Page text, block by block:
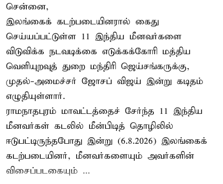
சென்னை,
இலங்கைக் கடற்படையினரால் கைது
செய்யப்பட்டுள்ள 11 இந்திய மீனவர்களை
விடுவிக்க நடவடிக்கை எடுக்கக்கோரி மத்திய
வெளியுறவுத் துறை மந்திரி ஜெய்சங்கருக்கு,
முதல்-அமைச்சர் ஜோசப் விஜய் இன்று கடிதம்
எழுதியுள்ளார்.
ராமநாதபுரம் மாவட்டத்தைச் சேர்ந்த 11 இந்திய
மீனவர்கள் கடலில் மீன்பிடித் தொழிலில்
ஈடுபட்டிருந்தபோது இன்று (6.8.2026) இலங்கைக்
கடற்படையினர், மீனவர்களையும் அவர்களின்
விசைப்படகையும் ...